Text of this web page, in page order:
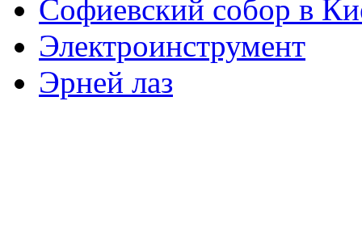
Софиевский собор в
Электроинструмент
Эрней лаз